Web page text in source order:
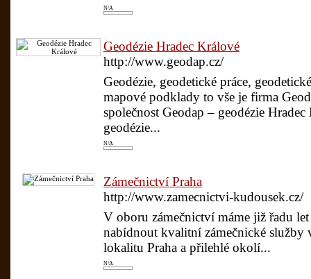
N/A
Geodézie Hradec Králové
http://www.geodap.cz/
Geodézie, geodetické práce,
mapové podklady to vše je firma
společnost Geodap – geodézie
geodézie...
N/A
Zámečnictví Praha
http://www.zamecnictvi-kudousek.cz/
V oboru zámečnictví máme již řadu
nabídnout kvalitní zámečnické služby
lokalitu Praha a přilehlé okolí...
N/A